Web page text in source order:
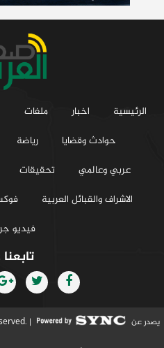
الرئيسية اخبار ملفات
حوادث وقضايا
رياضة
عربي وعالمي
تحقيقات
الاشراف والقبائل العربية
فيديو
| يصدر عن